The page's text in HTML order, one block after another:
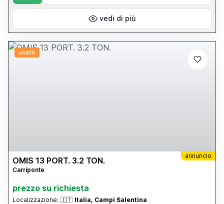
vedi di più
usato
annuncio
OMIS 13 PORT. 3.2 TON.
Carriponte
prezzo su richiesta
Localizzazione: 🇮🇹 Italia, Campi Salentina